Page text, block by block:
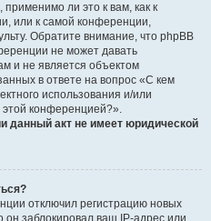
ли это к вам, как к
или к самой конференции,
Обратите внимание, что phpBB
не может давать
и не является объектом
в ответе на вопрос «С кем
использования и/или
этой конференцией?».
данный акт не имеет юридической
отключил регистрацию новых
он заблокировал ваш IP-адрес или